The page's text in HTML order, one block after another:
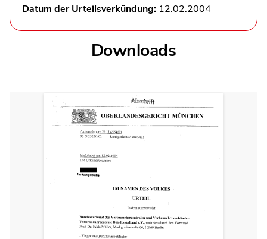
Datum der Urteilsverkündung: 12.02.2004
Downloads